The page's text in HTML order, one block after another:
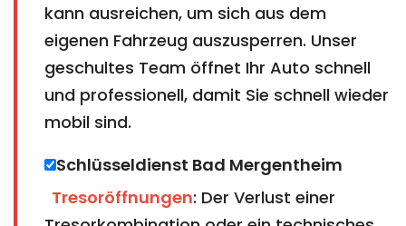
kann ausreichen, um sich aus dem
eigenen Fahrzeug auszusperren. Unser
geschultes Team öffnet Ihr Auto schnell
und professionell, damit Sie schnell wieder
mobil sind.
Schlüsseldienst Bad Mergentheim​​​​​​​
Tresoröffnungen: Der Verlust einer